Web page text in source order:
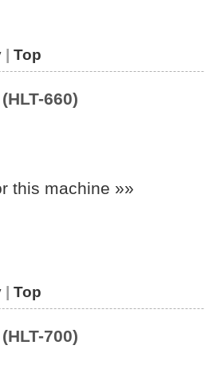
| Top
660)
this machine »»
| Top
700)